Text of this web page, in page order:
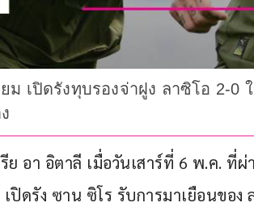
ม เปิดรังทุบรองจ่าฝูง ลาซิโอ 2-0
ย อา อิตาลี เมื่อวันเสาร์ที่ 6 พ.ค. ที่
ปิดรัง ซาน ซิโร รับการมาเยือนของ